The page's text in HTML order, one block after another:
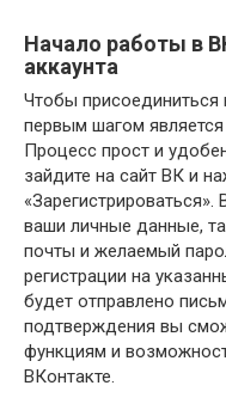
Начало работы в
аккаунта
Чтобы
первым шагом
Процесс прост и
зайдите на сайт ВК и
ваши личные данные,
почты и желаемый
регистрации на
будет отправлено
подтверждения вы
функциям и
ВКонтакте.